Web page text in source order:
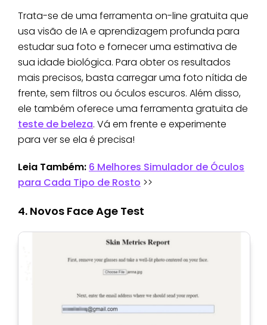
Trata-se de uma ferramenta on-line gratuita que
usa visão de IA e aprendizagem profunda para
estudar sua foto e fornecer uma estimativa de
sua idade biológica. Para obter os resultados
mais precisos, basta carregar uma foto nítida de
frente, sem filtros ou óculos escuros. Além disso,
ele também oferece uma ferramenta gratuita de
teste de beleza. Vá em frente e experimente
para ver se ela é precisa!
Leia Também: 6 Melhores Simulador de Óculos
para Cada Tipo de Rosto >>
4. Novos Face Age Test